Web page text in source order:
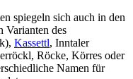
spiegeln sich auch in den
Varianten des
Kassettl, Inntaler
Röcke, Körres oder
Namen für